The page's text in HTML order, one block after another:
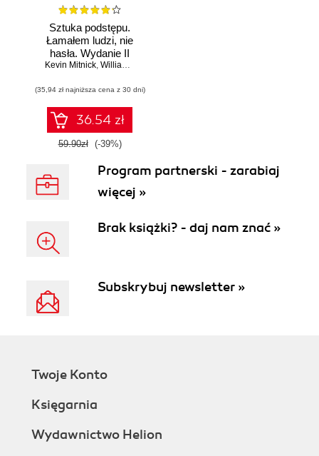
Sztuka podstępu.
Łamałem ludzi, nie
hasła. Wydanie II
Kevin Mitnick, William L. Simon
(35,94 zł najniższa cena z 30 dni)
36.54 zł
59.90zł (-39%)
Program partnerski - zarabiaj
więcej »
Brak książki? - daj nam znać »
Subskrybuj newsletter »
Twoje Konto
Księgarnia
Wydawnictwo Helion